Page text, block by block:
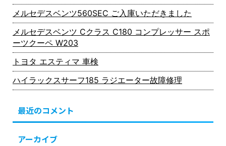
メルセデスベンツ560SEC ご入庫いただきました
メルセデスベンツ Cクラス C180 コンプレッサー スポ
ーツクーペ W203
トヨタ エスティマ 車検
ハイラックスサーフ185 ラジエーター故障修理
最近のコメント
アーカイブ